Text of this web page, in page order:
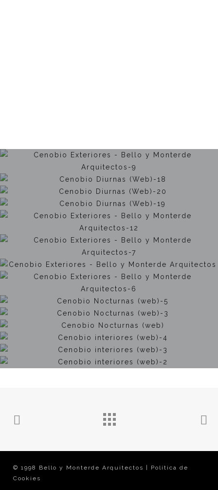
© 1998 Bello y Monterde Arquitectos
| Política de
Cookies